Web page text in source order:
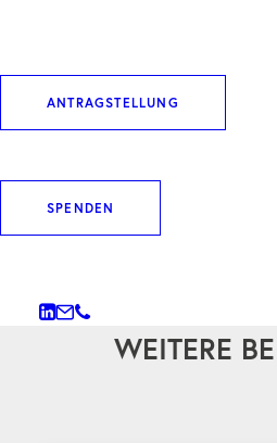
ANTRAGSTELLUNG
SPENDEN
DOWNLOAD ARTIKEL
WEITERE